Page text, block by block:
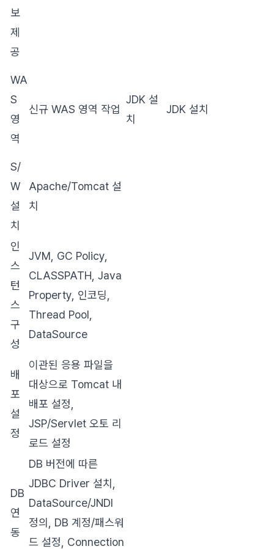
보
제
공
WA
S
영
역
신규 WAS 영역 작업
JDK 설
치
JDK 설치
S/
W
설
치
Apache/Tomcat 설
치
인
스
턴
스
구
성
JVM, GC Policy,
CLASSPATH, Java
Property, 인코딩,
Thread Pool,
DataSource
배
포
설
정
이관된 응용 파일을
대상으로 Tomcat 내
배포 설정,
JSP/Servlet 오토 리
로드 설정
DB
연
동
DB 버전에 따른
JDBC Driver 설치,
DataSource/JNDI
정의, DB 계정/패스워
드 설정, Connection